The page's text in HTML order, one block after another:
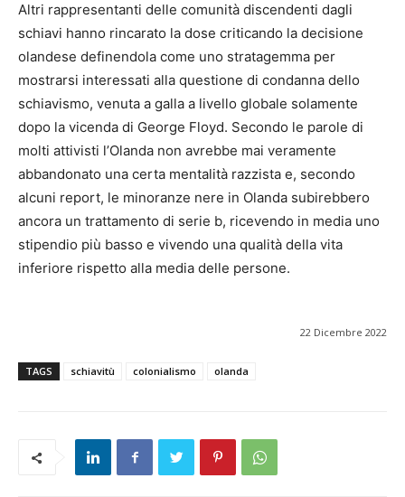
Altri rappresentanti delle comunità discendenti dagli
schiavi hanno rincarato la dose criticando la decisione
olandese definendola come uno stratagemma per
mostrarsi interessati alla questione di condanna dello
schiavismo, venuta a galla a livello globale solamente
dopo la vicenda di George Floyd. Secondo le parole di
molti attivisti l’Olanda non avrebbe mai veramente
abbandonato una certa mentalità razzista e, secondo
alcuni report, le minoranze nere in Olanda subirebbero
ancora un trattamento di serie b, ricevendo in media uno
stipendio più basso e vivendo una qualità della vita
inferiore rispetto alla media delle persone.
22 Dicembre 2022
TAGS schiavitù colonialismo olanda